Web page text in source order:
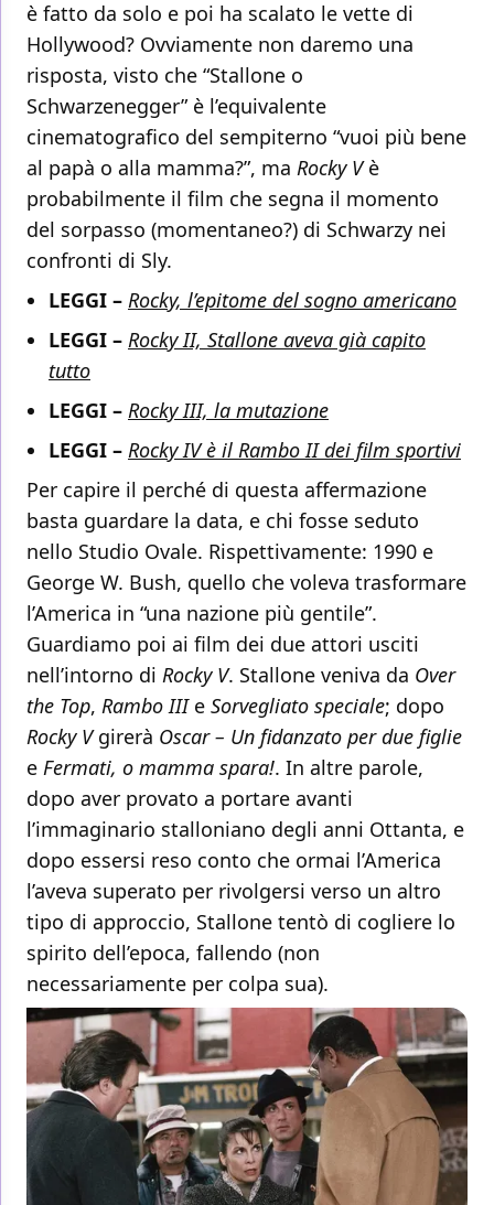
è fatto da solo e poi ha scalato le vette di
Hollywood? Ovviamente non daremo una
risposta, visto che “Stallone o
Schwarzenegger” è l’equivalente
cinematografico del sempiterno “vuoi più bene
al papà o alla mamma?”, ma Rocky Vè
probabilmente il film che segna il momento
del sorpasso (momentaneo?) di Schwarzy nei
confronti di Sly.
LEGGI – Rocky, l’epitome del sogno americano
LEGGI – Rocky II, Stallone aveva già capito
tutto
LEGGI – Rocky III, la mutazione
LEGGI – Rocky IV è il Rambo II dei film sportivi
Per capire il perché di questa affermazione
basta guardare la data, e chi fosse seduto
nello Studio Ovale. Rispettivamente: 1990 e
George W. Bush, quello che voleva trasformare
l’America in “una nazione più gentile”.
Guardiamo poi ai film dei due attori usciti
nell’intorno di Rocky V. Stallone veniva da Over
the Top, Rambo IIIe Sorvegliato speciale; dopo
Rocky Vgirerà Oscar – Un fidanzato per due figlie
e Fermati, o mamma spara!. In altre parole,
dopo aver provato a portare avanti
l’immaginario stalloniano degli anni Ottanta, e
dopo essersi reso conto che ormai l’America
l’aveva superato per rivolgersi verso un altro
tipo di approccio, Stallone tentò di cogliere lo
spirito dell’epoca, fallendo (non
necessariamente per colpa sua).